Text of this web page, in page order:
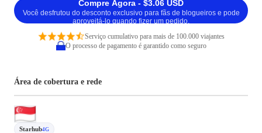
Compre Agora - $3.06 USD
Você desfrutou do desconto exclusivo para fãs de blogueiros e pode
aproveitá-lo quando fizer um pedido.
Serviço cumulativo para mais de 100.000 viajantes
O processo de pagamento é garantido como seguro
Área de cobertura e rede
Starhub4G